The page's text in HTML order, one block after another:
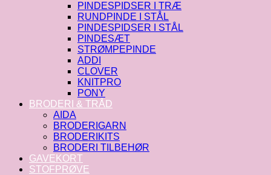
PINDESPIDSER I TRÆ
RUNDPINDE I STÅL
PINDESPIDSER I STÅL
PINDESÆT
STRØMPEPINDE
ADDI
CLOVER
KNITPRO
PONY
BRODERI & TRÅD
AIDA
BRODERIGARN
BRODERIKITS
BRODERI TILBEHØR
GAVEKORT
STOFPRØVE